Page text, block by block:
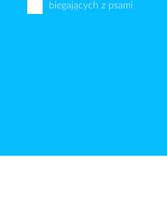
biegających z psami